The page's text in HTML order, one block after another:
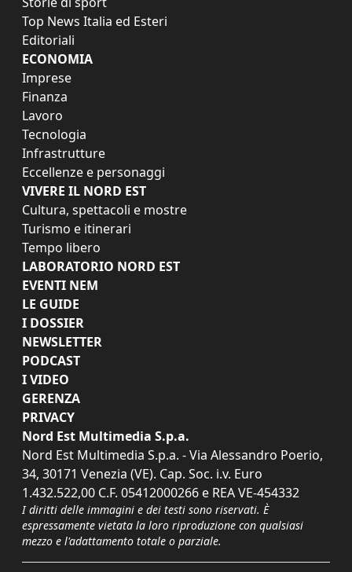
Top News Italia ed Esteri
Editoriali
ECONOMIA
Imprese
Finanza
Lavoro
Tecnologia
Infrastrutture
Eccellenze e personaggi
VIVERE IL NORD EST
Cultura, spettacoli e mostre
Turismo e itinerari
Tempo libero
LABORATORIO NORD EST
EVENTI NEM
LE GUIDE
I DOSSIER
NEWSLETTER
PODCAST
I VIDEO
GERENZA
PRIVACY
Nord Est Multimedia S.p.a.
Nord Est Multimedia S.p.a. - Via Alessandro Poerio,
34, 30171 Venezia (VE). Cap. Soc. i.v. Euro
1.432.522,00 C.F. 05412000266 e REA VE-454332
I diritti delle immagini e dei testi sono riservati. È
espressamente vietata la loro riproduzione con qualsiasi
mezzo e l'adattamento totale o parziale.